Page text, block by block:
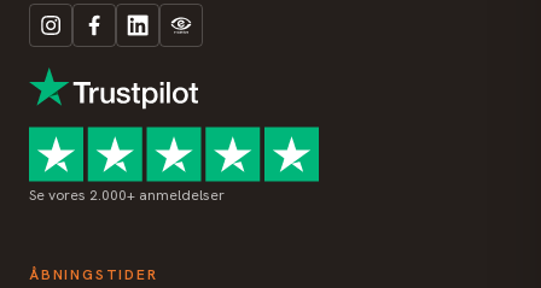
Se vores 2.000+ anmeldelser
ÅBNINGSTIDER